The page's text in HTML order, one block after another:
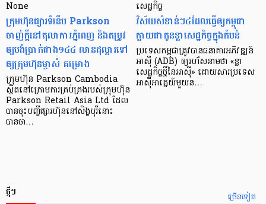
None
ក្រុមហ៊ុនផ្សារទំនើប Parkson
ចាញ់ក្ដីនៅតុលាការភ្នំពេញ និងតម្រូវ
ឲ្យបង់ប្រាក់ជាង១៤៤ លានដុល្លារទៅ
ឲ្យក្រុមហ៊ុនម្ចាស់ គម្រោង
ក្រុមហ៊ុន Parkson Cambodia
ស្ថិតនៅក្រោមការគ្រប់គ្រងរបស់ក្រុមហ៊ុន
Parkson Retail Asia Ltd ដែល
បានចុះបញ្ចីផ្សារហ៊ុននៅសិង្ហបុរីនោះ
បានចា…
សេដ្ឋកិច្ច​
វិស័យ​សំខាន់ៗ​៤​ដែល​ធ្វើ​ឲ្យ​កម្ពុជា​
ក្លាយ​ជា​កូន​ខ្លា​សេដ្ឋកិច្ច​ក្នុង​តំបន់
ប្រទេស​កម្ពុជា​ត្រូវ​បាន​ធនាគារ​អភិវឌ្ឍន៍​
អាស៊ី (ADB) ឲ្យ​រហ័ស​នាមថា «ខ្លា​
សេដ្ឋកិច្ច​ថ្មី​នៃ​អាស៊ី» ដោយសារ​ប្រទេស​
អាស៊ី​អាគ្នេយ៍​មួយ​ន…
ច្រើនទៀត
ថ្មីៗ